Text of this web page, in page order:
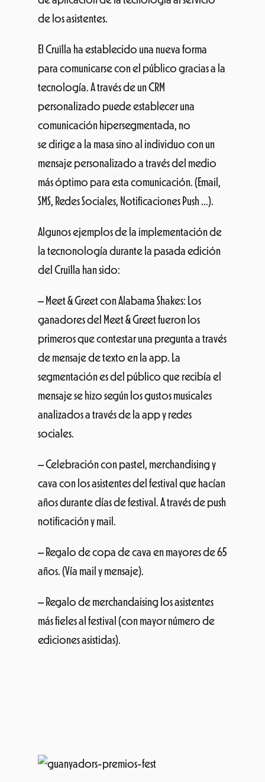
de los asistentes.
El Cruïlla ha establecido una nueva forma
para comunicarse con el público gracias a la
tecnología. A través de un CRM
personalizado puede establecer una
comunicación hipersegmentada, no
se dirige a la masa sino al individuo con un
mensaje personalizado a través del medio
más óptimo para esta comunicación. (Email,
SMS, Redes Sociales, Notificaciones Push …).
Algunos ejemplos de la implementación de
la tecnonología durante la pasada edición
del Cruïlla han sido:
– Meet & Greet con Alabama Shakes: Los
ganadores del Meet & Greet fueron los
primeros que contestar una pregunta a través
de mensaje de texto en la app. La
segmentación es del público que recibía el
mensaje se hizo según los gustos musicales
analizados a través de la app y redes
sociales.
– Celebración con pastel, merchandising y
cava con los asistentes del festival que hacían
años durante días de festival. A través de push
notificación y mail.
– Regalo de copa de cava en mayores de 65
años. (Vía mail y mensaje).
– Regalo de merchandaising los asistentes
más fieles al festival (con mayor número de
ediciones asistidas).